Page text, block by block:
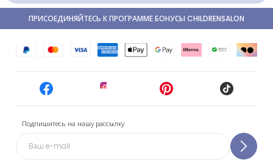
Подпишитесь на нашу рассылку
ПРИСОЕДИНЯЙТЕСЬ К ПРОГРАММЕ БОНУСЫ CHILDRENSALON